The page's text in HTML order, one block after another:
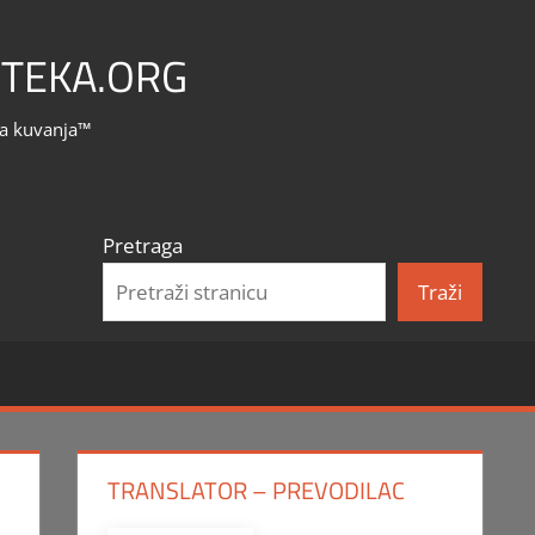
kuvanja™
Pretraga
Traži
TRANSLATOR – PREVODILAC